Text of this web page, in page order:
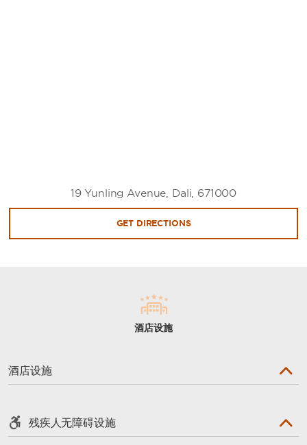
19 Yunling Avenue, Dali, 671000
GET DIRECTIONS
酒店设施
酒店设施
残疾人无障碍设施